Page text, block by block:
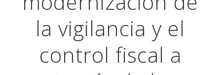
la vigilancia y el
control fiscal a